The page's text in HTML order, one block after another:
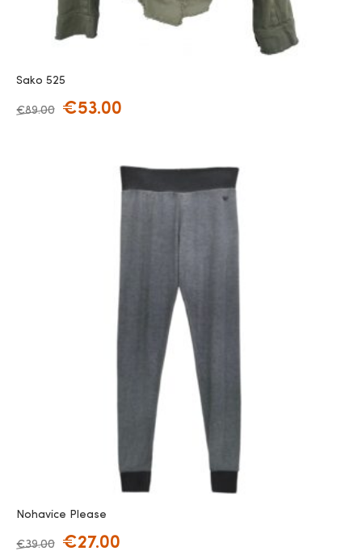
Sako 525
€89.00 €53.00
Nohavice Please
€39.00 €27.00